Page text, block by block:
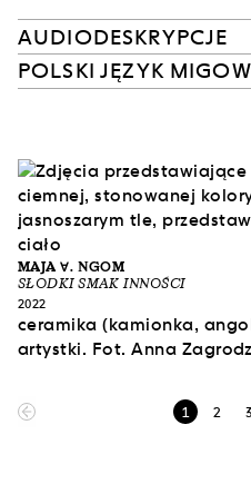
AUDIODESKRYPCJE
POLSKI JĘZYK
MAJA ∀. NGOM
SŁODKI SMAK INNOŚCI
2022
ceramika (kamionka,
artystki. Fot. Anna
1 2 3